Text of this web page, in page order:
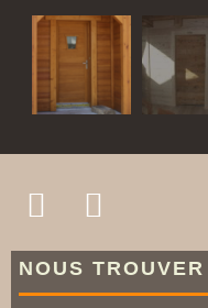
NOUS TROUVER